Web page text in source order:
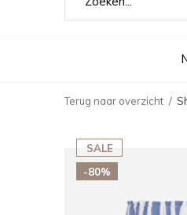
Terug naar overzicht
SALE
-80%